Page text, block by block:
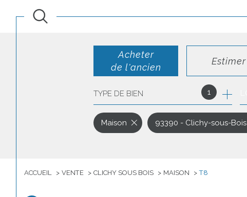
Acheter
de l'ancien
de l'ancien
de l'immo pro
Estimer
TYPE DE BIEN 1
Maison 93390 - Clichy-sous-Bois
ACCUEIL VENTE CLICHY SOUS BOIS MAISON T8